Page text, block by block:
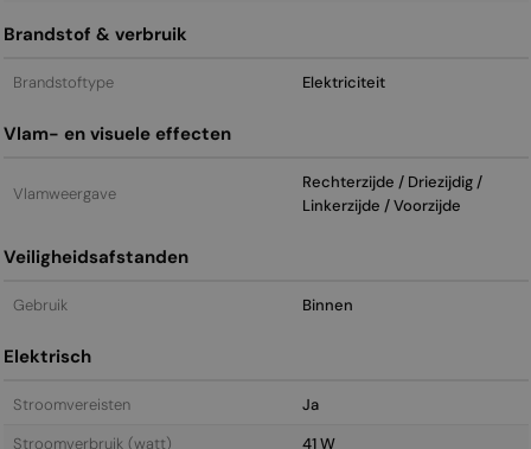
Brandstof & verbruik
Brandstoftype Elektriciteit
Vlam- en visuele effecten
Vlamweergave
Rechterzijde / Driezijdig /
Linkerzijde / Voorzijde
Veiligheidsafstanden
Gebruik Binnen
Elektrisch
Stroomvereisten
Ja
Stroomverbruik (watt)
41 W